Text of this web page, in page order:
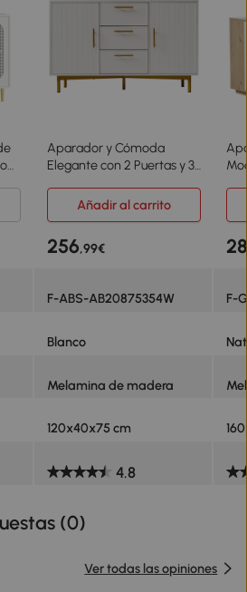
Aparador y Cómoda
Elegante con 2 Puertas y 3
Moderno con Tiradores
Decorativos Dorados para
Blanco
Añadir al carrito
256,99€
F-ABS-AB20875354W
F-
Blanco
Melamina de madera
120x40x75 cm
4.8
(0)
Ver todas las opiniones